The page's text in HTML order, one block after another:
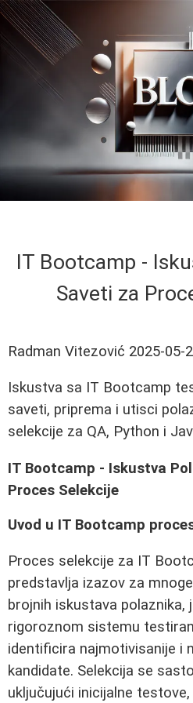
IT Bootcamp -
Saveti za
Radman Vitezović 2025-05-
Iskustva sa IT Bootcamp
saveti, priprema i utisci
selekcije za QA, Python i
IT Bootcamp - Iskustva
Proces Selekcije
Uvod u IT Bootcamp
Proces selekcije za IT
predstavlja izazov za
brojnih iskustava polaznika,
rigoroznom sistemu
identificira najmotivisanije i
kandidate. Selekcija se
uključujući inicijalne